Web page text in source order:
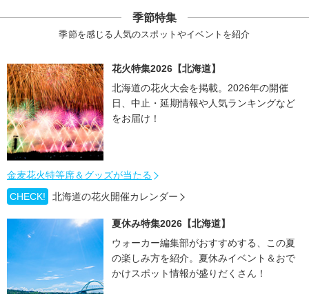
季節特集
季節を感じる人気のスポットやイベントを紹介
花火特集2026【北海道】
北海道の花火大会を掲載。2026年の開催
日、中止・延期情報や人気ランキングなど
をお届け！
金麦花火特等席＆グッズが当たる
CHECK!
北海道の花火開催カレンダー
夏休み特集2026【北海道】
ウォーカー編集部がおすすめする、この夏
の楽しみ方を紹介。夏休みイベント＆おで
かけスポット情報が盛りだくさん！